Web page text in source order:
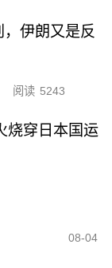
伊朗又是反
阅读 5243
烧穿日本国运
08-04